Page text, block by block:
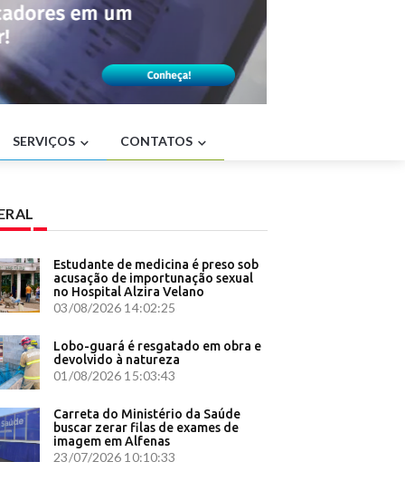
será
do
-
de
Brasil
-
-
SERVIÇOS CONTATOS
Estudante de medicina é preso sob
acusação de importunação sexual
no Hospital Alzira Velano
03/08/2026 14:02:25
Lobo-guará é resgatado em obra e
devolvido à natureza
01/08/2026 15:03:43
Carreta do Ministério da Saúde
buscar zerar filas de exames de
imagem em Alfenas
23/07/2026 10:10:33